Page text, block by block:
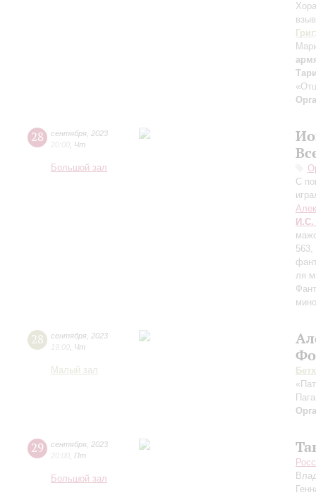
Григ
28 сентября 2023
20:00 Чт
Большой зал
С
И.С.
563,
ля
28 сентября 2023
19:00 Чт
Малый зал
29 сентября 2023
20:00 Пт
Большой зал